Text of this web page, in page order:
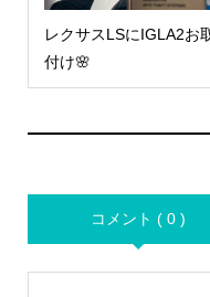
レクサスLSにIGLA2お
付け🌸
コメント ( 0 )